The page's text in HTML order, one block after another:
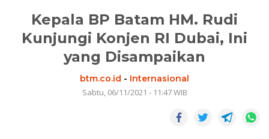
Kepala BP Batam HM. Rudi
Kunjungi Konjen RI Dubai, Ini
yang Disampaikan
btm.co.id - Internasional
Sabtu, 06/11/2021 - 11:47 WIB